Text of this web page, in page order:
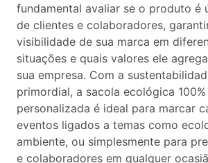
fundamental avaliar se o produto é
de clientes e colaboradores,
visibilidade de sua marca em
situações e quais valores ele
sua empresa. Com a
primordial, a sacola ecológica 100%
personalizada é ideal para marcar
eventos ligados a temas como
ambiente, ou simplesmente para
e colaboradores em qualquer